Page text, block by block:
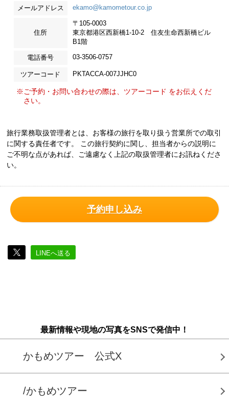
メールアドレス ekamo@kamometour.co.jp
住所
〒105-0003
東京都港区西新橋1-10-2 住友生命西新橋ビル
B1階
電話番号 03-3506-0757
ツアーコード PKTACCA-007JJHC0
※ご予約・お問い合わせの際は、ツアーコード をお伝えくだ
さい。
旅行業務取扱管理者とは、お客様の旅行を取り扱う営業所での取引
に関する責任者です。 この旅行契約に関し、担当者からの説明に
ご不明な点があれば、ご遠慮なく上記の取扱管理者にお訊ねくださ
い。
予約申し込み
LINEへ送る
最新情報や現地の写真をSNSで発信中！
かもめツアー 公式X
/かもめツアー